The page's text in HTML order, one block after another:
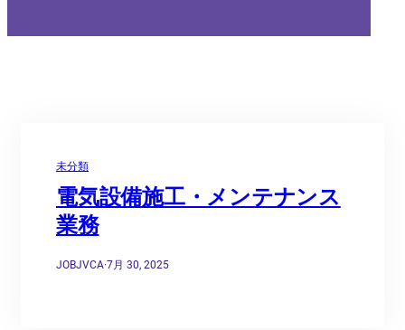
未分類
電気設備施工・メンテナンス
業務
JOBJVCA·7月 30, 2025